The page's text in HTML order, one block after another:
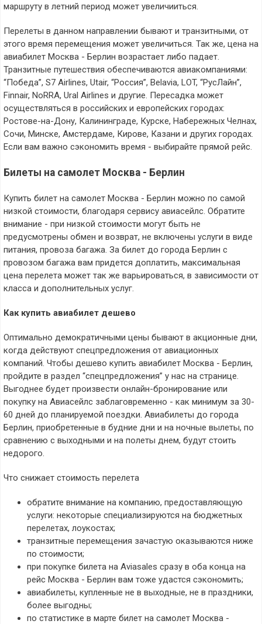
маршруту в летний период может увеличииться.
Перелеты в данном направлении бывают и транзитными, от
этого время перемещения может увеличиться. Так же, цена на
авиабилет Москва - Берлин возрастает либо падает.
Транзитные путешествия обеспечиваются авиакомпаниями:
“Победа”, S7 Airlines, Utair, “Россия”, Belavia, LOT, “РусЛайн”,
Finnair, NoRRA, Ural Airlines и другие. Пересадка может
осуществляться в российских и европейских городах:
Ростове-на-Дону, Калининграде, Курске, Набережных Челнах,
Сочи, Минске, Амстердаме, Кирове, Казани и других городах.
Если вам важно сэкономить время - выбирайте прямой рейс.
Билеты на самолет Москва - Берлин
Купить билет на самолет Москва - Берлин можно по самой
низкой стоимости, благодаря сервису авиасейлс. Обратите
внимание - при низкой стоимости могут быть не
предусмотрены обмен и возврат, не включены услуги в виде
питания, провоза багажа. За билет до города Берлин с
провозом багажа вам придется доплатить, максимальная
цена перелета может так же варьироваться, в зависимости от
класса и дополнительных услуг.
Как купить авиабилет дешево
Оптимально демократичными цены бывают в акционные дни,
когда действуют спецпредложения от авиационных
компаний. Чтобы дешево купить авиабилет Москва - Берлин,
пройдите в раздел “спецпредложения” у нас на странице.
Выгоднее будет произвести онлайн-бронирование или
покупку на Авиасейлс заблаговременно - как минимум за 30-
60 дней до планируемой поездки. Авиабилеты до города
Берлин, приобретенные в будние дни и на ночные вылеты, по
сравнению с выходными и на полеты днем, будут стоить
недорого.
Что снижает стоимость перелета
обратите внимание на компанию, предоставляющую
услуги: некоторые специализируются на бюджетных
перелетах, лоукостах;
транзитные перемещения зачастую оказываются ниже
по стоимости;
при покупке билета на Aviasales сразу в оба конца на
рейс Москва - Берлин вам тоже удастся сэкономить;
авиабилеты, купленные не в выходные, не в праздники,
более выгодны;
по статистике в марте билет на самолет Москва -